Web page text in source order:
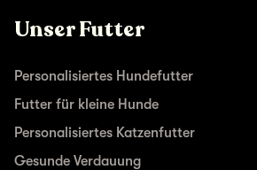
Unser Futter
Personalisiertes Hundefutter
Futter für kleine Hunde
Personalisiertes Katzenfutter
Gesunde Verdauung